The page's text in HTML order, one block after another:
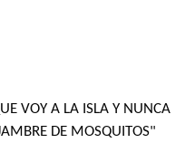
VOY A LA ISLA Y NUNCA
DE MOSQUITOS"